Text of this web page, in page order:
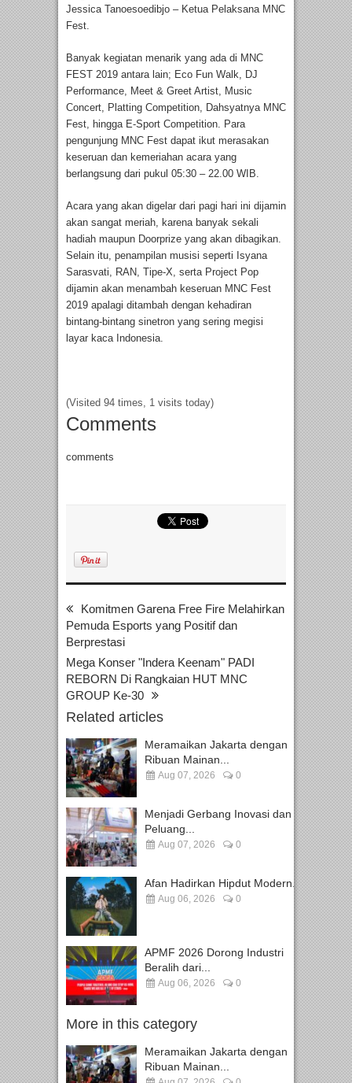
Jessica Tanoesoedibjo – Ketua Pelaksana MNC
Fest.
Banyak kegiatan menarik yang ada di MNC
FEST 2019 antara lain; Eco Fun Walk, DJ
Performance, Meet & Greet Artist, Music
Concert, Platting Competition, Dahsyatnya MNC
Fest, hingga E-Sport Competition. Para
pengunjung MNC Fest dapat ikut merasakan
keseruan dan kemeriahan acara yang
berlangsung dari pukul 05:30 – 22.00 WIB.
Acara yang akan digelar dari pagi hari ini dijamin
akan sangat meriah, karena banyak sekali
hadiah maupun Doorprize yang akan dibagikan.
Selain itu, penampilan musisi seperti Isyana
Sarasvati, RAN, Tipe-X, serta Project Pop
dijamin akan menambah keseruan MNC Fest
2019 apalagi ditambah dengan kehadiran
bintang-bintang sinetron yang sering megisi
layar kaca Indonesia.
(Visited 94 times, 1 visits today)
Comments
comments
Komitmen Garena Free Fire Melahirkan
Pemuda Esports yang Positif dan
Berprestasi
Mega Konser "Indera Keenam" PADI
REBORN Di Rangkaian HUT MNC
GROUP Ke-30
Related articles
Meramaikan Jakarta dengan
Ribuan Mainan...
Aug 07, 2026 0
Menjadi Gerbang Inovasi dan
Peluang...
Aug 07, 2026 0
Afan Hadirkan Hipdut Modern...
Aug 06, 2026 0
APMF 2026 Dorong Industri
Beralih dari...
Aug 06, 2026 0
More in this category
Meramaikan Jakarta dengan
Ribuan Mainan...